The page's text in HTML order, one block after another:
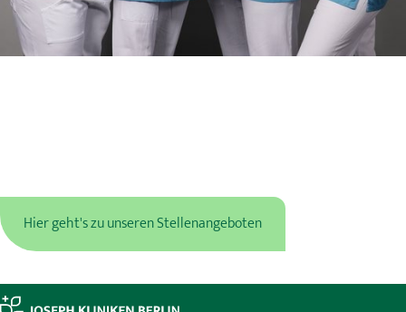
Hier geht's zu unseren Stellenangeboten